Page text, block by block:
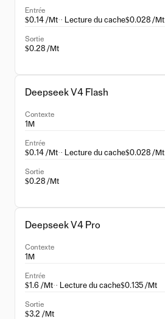
Entrée
$0.14 /Mt·· Lecture du cache$0.028 /Mt
Sortie
$0.28 /Mt
Deepseek V4 Flash
Contexte
1M
Entrée
$0.14 /Mt·· Lecture du cache$0.028 /Mt
Sortie
$0.28 /Mt
Deepseek V4 Pro
Contexte
1M
Entrée
$1.6 /Mt·· Lecture du cache$0.135 /Mt
Sortie
$3.2 /Mt